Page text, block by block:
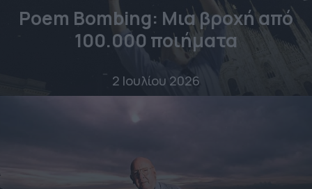
Poem Bombing: Mια βροχή από
100.000 ποιήματα
2 Ιουλίου 2026